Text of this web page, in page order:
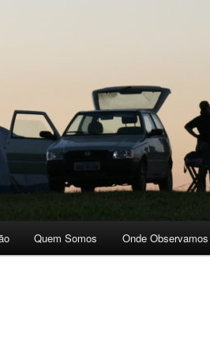
Quem Somos Onde Observamos